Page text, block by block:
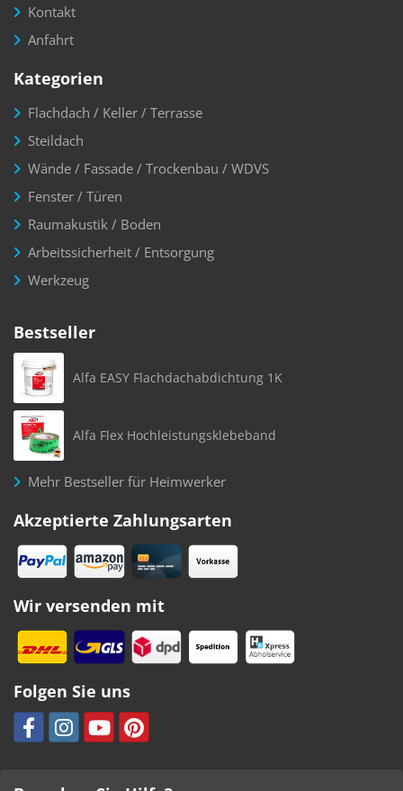
Kontakt
Anfahrt
Kategorien
Flachdach / Keller / Terrasse
Steildach
Wände / Fassade / Trockenbau / WDVS
Fenster / Türen
Raumakustik / Boden
Arbeitssicherheit / Entsorgung
Werkzeug
Bestseller
Alfa EASY Flachdachabdichtung 1K
Alfa Flex Hochleistungsklebeband
Mehr Bestseller für Heimwerker
Akzeptierte Zahlungsarten
Wir versenden mit
Folgen Sie uns